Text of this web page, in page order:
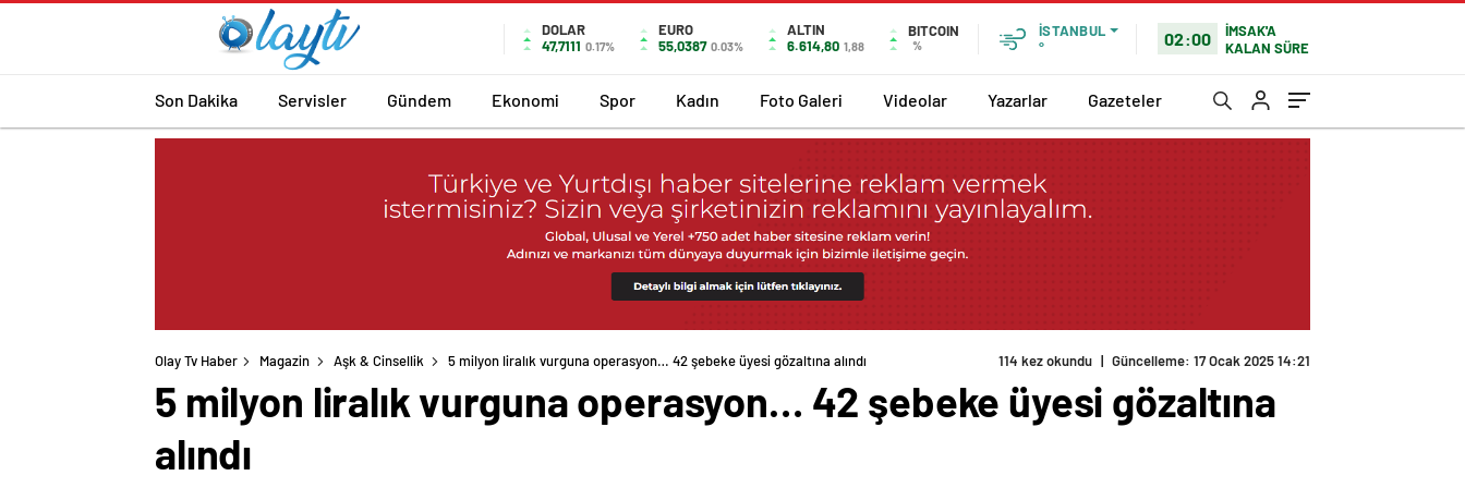
DOLAR
47,7111 0.17%
EURO
55,0387 0.03%
ALTIN
6.614,80 1,88
BITCOIN
%
İSTANBUL
°
02:00
İMSAK'A
KALAN SÜRE
Son Dakika Servisler Gündem Ekonomi Spor Kadın Foto Galeri Videolar Yazarlar Gazeteler
Olay Tv Haber Magazin Aşk & Cinsellik 5 milyon liralık vurguna operasyon… 42 şebeke üyesi gözaltına alındı 114 kez okundu | Güncelleme: 17 Ocak 2025 14:21
5 milyon liralık vurguna operasyon… 42 şebeke üyesi gözaltına
alındı